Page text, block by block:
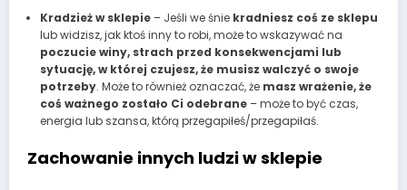
Kradzież w sklepie– Jeśli we śnie kradniesz coś ze sklepu
lub widzisz, jak ktoś inny to robi, może to wskazywać na
poczucie winy, strach przed konsekwencjami lub
sytuację, w której czujesz, że musisz walczyć o swoje
potrzeby. Może to również oznaczać, że masz wrażenie, że
coś ważnego zostało Ci odebrane– może to być czas,
energia lub szansa, którą przegapiłeś/przegapiłaś.
Zachowanie innych ludzi w sklepie